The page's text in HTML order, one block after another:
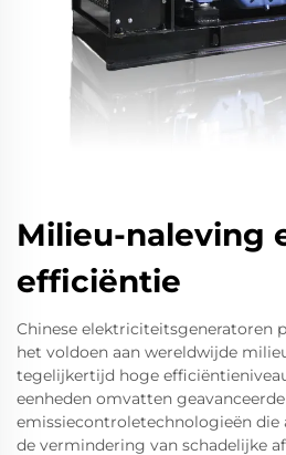
Milieu-naleving
efficiëntie
Chinese elektriciteitsgeneratoren
het voldoen aan wereldwijde
tegelijkertijd hoge
eenheden omvatten geavanceerde
emissiecontroletechnologieën die
de vermindering van schadelijke